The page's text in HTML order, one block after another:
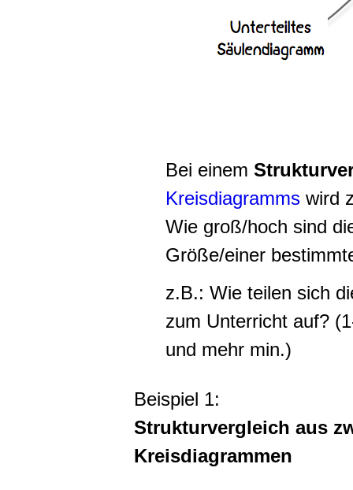
Bei einem
Kreisdiagramms wird
Wie groß/hoch sind
Größe/einer
z.B.: Wie teilen sich
zum Unterricht auf?
und mehr min.)
Beispiel 1:
Strukturvergleich aus
Kreisdiagrammen